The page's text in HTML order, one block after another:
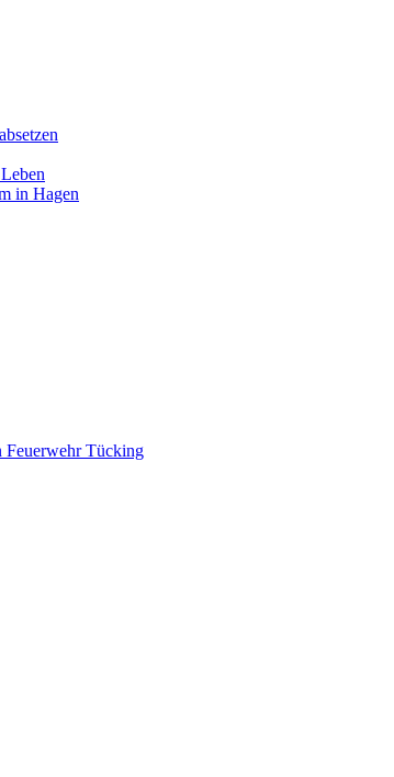
in Hagen
Feuerwehr Tücking